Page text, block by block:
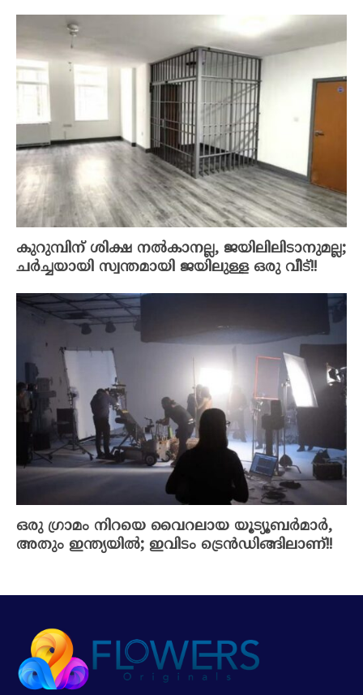
കുറുമ്പിന് ശിക്ഷ നൽകാനല്ല, ജയിലിലിടാനുമല്ല;
ചർച്ചയായി സ്വന്തമായി ജയിലുള്ള ഒരു വീട്!!
ഒരു ഗ്രാമം നിറയെ വൈറലായ യൂട്യൂബർമാർ,
അതും ഇന്ത്യയിൽ; ഇവിടം ട്രെൻഡിങ്ങിലാണ്!!